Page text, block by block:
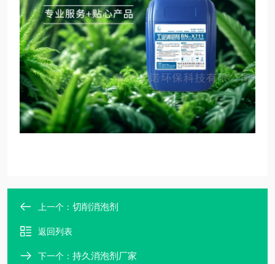
上一个： 切削消泡剂
返回列表
下一个： 持久消泡剂厂家